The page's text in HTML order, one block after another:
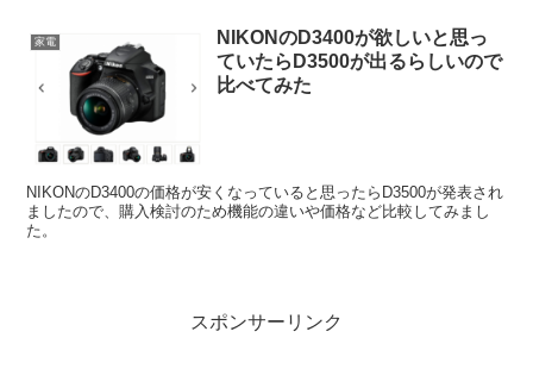
家電
NIKONのD3400が欲しいと思っ
ていたらD3500が出るらしいので
比べてみた
NIKONのD3400の価格が安くなっていると思ったらD3500が発表され
ましたので、購入検討のため機能の違いや価格など比較してみまし
た。
スポンサーリンク